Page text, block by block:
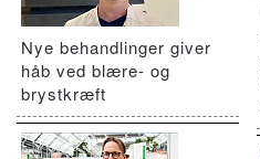
Nye behandlinger giver
håb ved blære- og
brystkræft